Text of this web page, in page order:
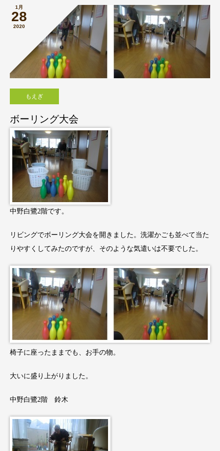
1月
28
2020
もえぎ
ボーリング大会
中野白鷺2階です。
リビングでボーリング大会を開きました。洗濯かごも並べて当た
りやすくしてみたのですが、そのような気遣いは不要でした。
椅子に座ったままでも、お手の物。
大いに盛り上がりました。
中野白鷺2階 鈴木